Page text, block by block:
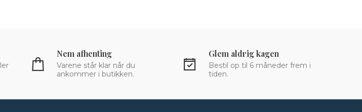
Nem afhenting
Varene står klar når du
ankommer i butikken.
Glem aldrig kagen
Bestil op til 6 måneder frem i
tiden.